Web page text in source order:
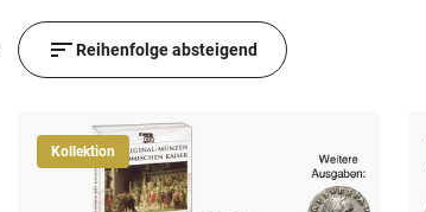
Reihenfolge absteigend
Kollektion